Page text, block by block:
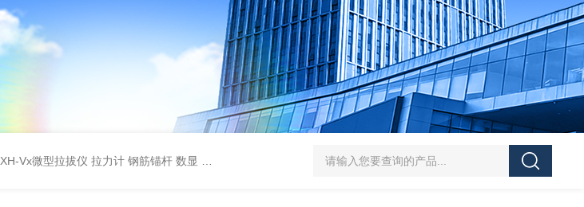
XH-Vx微型拉拔仪 拉力计 钢筋锚杆 数显 QCJ-50/100型漆膜落锤冲击测试仪交通U型板 ZTT-970C通信管道静摩擦系